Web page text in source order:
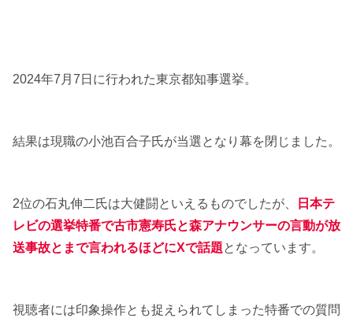
2024年7月7日に行われた東京都知事選挙。
結果は現職の小池百合子氏が当選となり幕を閉じました。
2位の石丸伸二氏は大健闘といえるものでしたが、
日本テ
レビの選挙特番で古市憲寿氏と森アナウンサーの言動が放
送事故とまで言われるほどにXで話題となっています。
視聴者には印象操作とも捉えられてしまった特番での質問